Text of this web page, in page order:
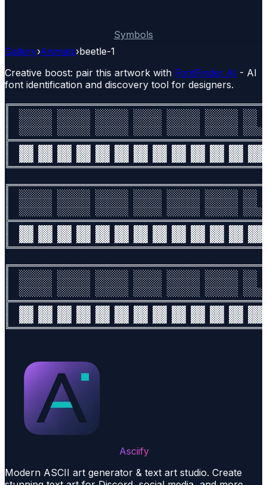
Symbols
Gallery›Animals›beetle-1
Creative boost: pair this artwork with FontFinder AI - AI
font identification and discovery tool for designers.
║  ░░░░░░░ ░░░░░░░ ░░░░░░░ ░░░░░░ ░░░░░░░ ░░░░░░░
║  ░░░░░░░ ░░░░░░░ ░░░░░░░ ░░░░░░ ░░░░░░░ ░░░░░░░
║  ░░░░░░░ ░░░░░░░ ░░░░░░░ ░░░░░░ ░░░░░░░ ░░░░░░░
║  ▓▓▓ ▓▓▓ ▓▓▓ ▓▓▓ ▓▓▓ ▓▓▓ ▓▓▓ ▓▓▓ ▓▓▓ ▓▓▓ ▓▓▓ ▓▓▓
║  ▓▓▓ ▓▓▓ ▓▓▓ ▓▓▓ ▓▓▓ ▓▓▓ ▓▓▓ ▓▓▓ ▓▓▓ ▓▓▓ ▓▓▓ ▓▓▓
║  ░░░░░░░ ░░░░░░░ ░░░░░░░ ░░░░░░ ░░░░░░░ ░░░░░░░
║  ░░░░░░░ ░░░░░░░ ░░░░░░░ ░░░░░░ ░░░░░░░ ░░░░░░░
║  ░░░░░░░ ░░░░░░░ ░░░░░░░ ░░░░░░ ░░░░░░░ ░░░░░░░
║  ▓▓▓ ▓▓▓ ▓▓▓ ▓▓▓ ▓▓▓ ▓▓▓ ▓▓▓ ▓▓▓ ▓▓▓ ▓▓▓ ▓▓▓ ▓▓▓
║  ▓▓▓ ▓▓▓ ▓▓▓ ▓▓▓ ▓▓▓ ▓▓▓ ▓▓▓ ▓▓▓ ▓▓▓ ▓▓▓ ▓▓▓ ▓▓▓
║  ░░░░░░░ ░░░░░░░ ░░░░░░░ ░░░░░░ ░░░░░░░ ░░░░░░░
║  ░░░░░░░ ░░░░░░░ ░░░░░░░ ░░░░░░ ░░░░░░░ ░░░░░░░
║  ░░░░░░░ ░░░░░░░ ░░░░░░░ ░░░░░░ ░░░░░░░ ░░░░░░░
║  ▓▓▓ ▓▓▓ ▓▓▓ ▓▓▓ ▓▓▓ ▓▓▓ ▓▓▓ ▓▓▓ ▓▓▓ ▓▓▓ ▓▓▓ ▓▓▓
║  ▓▓▓ ▓▓▓ ▓▓▓ ▓▓▓ ▓▓▓ ▓▓▓ ▓▓▓ ▓▓▓ ▓▓▓ ▓▓▓ ▓▓▓ ▓▓▓
Asciify
Modern ASCII art generator & text art studio. Create